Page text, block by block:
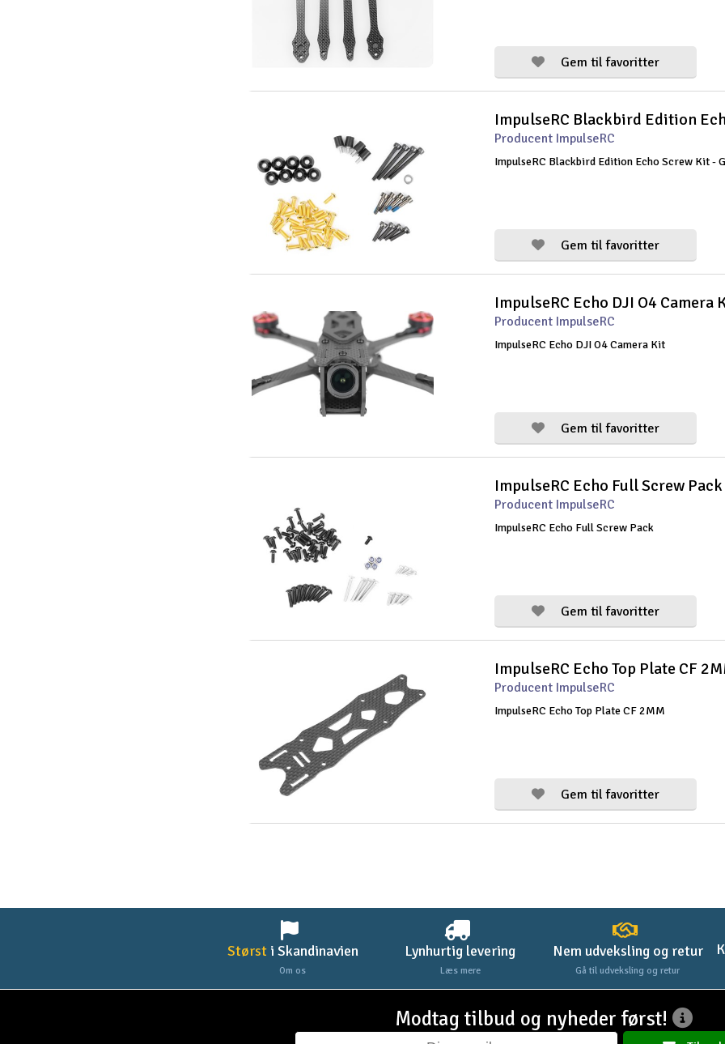
Gem til favoritter
Producent ImpulseRC
ImpulseRC Blackbird Edition Echo Screw Kit -
Gem til favoritter
ImpulseRC Echo DJI O4 Camera
Producent ImpulseRC
ImpulseRC Echo DJI O4 Camera Kit
Gem til favoritter
ImpulseRC Echo Full Screw Pack
Producent ImpulseRC
ImpulseRC Echo Full Screw Pack
Gem til favoritter
ImpulseRC Echo Top Plate CF
Producent ImpulseRC
ImpulseRC Echo Top Plate CF 2MM
Gem til favoritter
Størsti Skandinavien
Om os
Lynhurtig levering
Læs mere
Nem udveksling og retur
Gå til udveksling og retur
Modtag tilbud og nyheder først!